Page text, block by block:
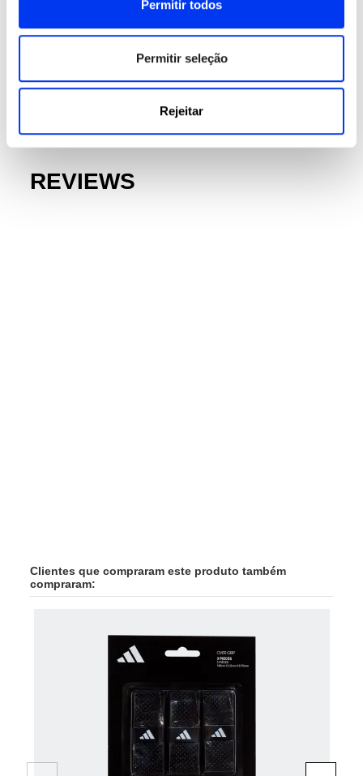
Permitir todos
Permitir seleção
Rejeitar
DETAILS
Superfície: 485 cm2
REVIEWS
Clientes que compraram este produto também
compraram: